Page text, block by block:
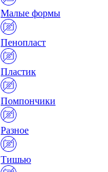
Малые формы
Пенопласт
Пластик
Помпончики
Разное
Тишью